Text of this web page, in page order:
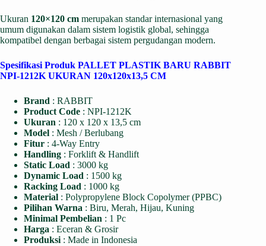
Ukuran 120×120 cm merupakan standar internasional yang
umum digunakan dalam sistem logistik global, sehingga
kompatibel dengan berbagai sistem pergudangan modern.
Spesifikasi Produk PALLET PLASTIK BARU RABBIT
NPI-1212K UKURAN 120x120x13,5 CM
Brand : RABBIT
Product Code : NPI-1212K
Ukuran : 120 x 120 x 13,5 cm
Model : Mesh / Berlubang
Fitur : 4-Way Entry
Handling : Forklift & Handlift
Static Load : 3000 kg
Dynamic Load : 1500 kg
Racking Load : 1000 kg
Material : Polypropylene Block Copolymer (PPBC)
Pilihan Warna : Biru, Merah, Hijau, Kuning
Minimal Pembelian : 1 Pc
Harga : Eceran & Grosir
Produksi : Made in Indonesia